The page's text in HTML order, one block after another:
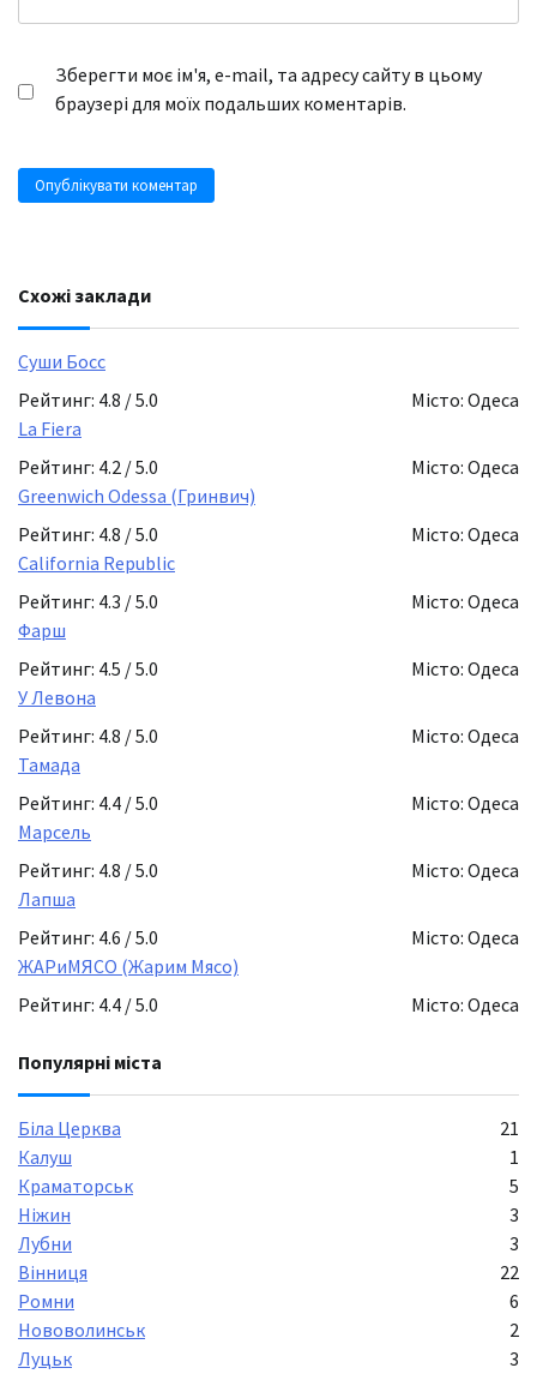
Зберегти моє ім'я, e-mail, та адресу сайту в цьому
браузері для моїх подальших коментарів.
Схожі заклади
Суши Босс
Рейтинг: 4.8 / 5.0
Місто: Одеса
La Fiera
Рейтинг: 4.2 / 5.0
Місто: Одеса
Greenwich Odessa (Гринвич)
Рейтинг: 4.8 / 5.0
Місто: Одеса
California Republic
Рейтинг: 4.3 / 5.0
Місто: Одеса
Фарш
Рейтинг: 4.5 / 5.0
Місто: Одеса
У Левона
Рейтинг: 4.8 / 5.0
Місто: Одеса
Тамада
Рейтинг: 4.4 / 5.0
Місто: Одеса
Марсель
Рейтинг: 4.8 / 5.0
Місто: Одеса
Лапша
Рейтинг: 4.6 / 5.0
Місто: Одеса
ЖАРиМЯСО (Жарим Мясо)
Рейтинг: 4.4 / 5.0
Місто: Одеса
Популярні міста
Біла Церква
21
Калуш
1
Краматорськ
5
Ніжин
3
Лубни
3
Вінниця
22
Ромни
6
Нововолинськ
2
Луцьк
3